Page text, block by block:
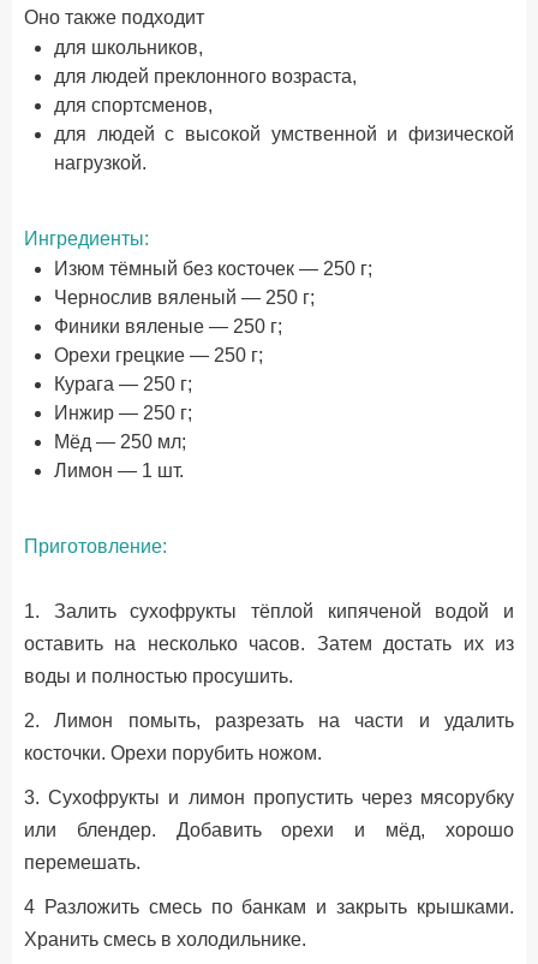
Оно также подходит
для школьников,
для людей преклонного возраста,
для спортсменов,
для людей с высокой умственной и физической
нагрузкой.
Ингредиенты:
Изюм тёмный без косточек — 250 г;
Чернослив вяленый — 250 г;
Финики вяленые — 250 г;
Орехи грецкие — 250 г;
Курага — 250 г;
Инжир — 250 г;
Мёд — 250 мл;
Лимон — 1 шт.
Приготовление:
1. Залить сухофрукты тёплой кипяченой водой и
оставить на несколько часов. Затем достать их из
воды и полностью просушить.
2. Лимон помыть, разрезать на части и удалить
косточки. Орехи порубить ножом.
3. Сухофрукты и лимон пропустить через мясорубку
или блендер. Добавить орехи и мёд, хорошо
перемешать.
4 Разложить смесь по банкам и закрыть крышками.
Хранить смесь в холодильнике.